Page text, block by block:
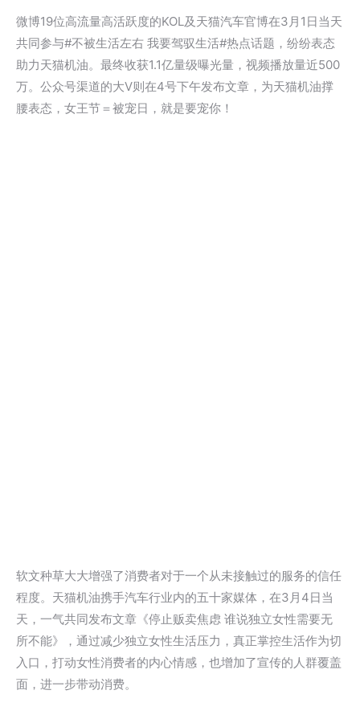
微博19位高流量高活跃度的KOL及天猫汽车官博在3月1日当天
共同参与#不被生活左右 我要驾驭生活#热点话题，纷纷表态
助力天猫机油。最终收获1.1亿量级曝光量，视频播放量近500
万。公众号渠道的大V则在4号下午发布文章，为天猫机油撑
腰表态，女王节＝被宠日，就是要宠你！
软文种草大大增强了消费者对于一个从未接触过的服务的信任
程度。天猫机油携手汽车行业内的五十家媒体，在3月4日当
天，一气共同发布文章《停止贩卖焦虑 谁说独立女性需要无
所不能》，通过减少独立女性生活压力，真正掌控生活作为切
入口，打动女性消费者的内心情感，也增加了宣传的人群覆盖
面，进一步带动消费。